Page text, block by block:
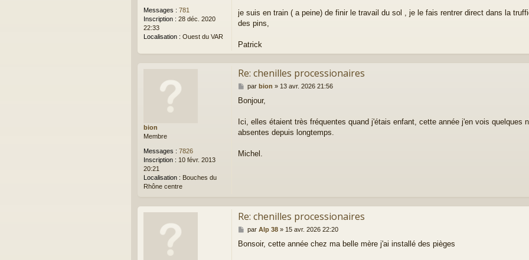
Messages : 781
Inscription : 28 déc. 2020
22:33
Localisation : Ouest du VAR
je suis en train ( a peine) de finir le travail du sol , je le fais rentrer direct dans la
des pins,
Patrick
bion
Membre
Messages : 7826
Inscription : 10 févr. 2013
20:21
Localisation : Bouches du
Rhône centre
Re: chenilles processionaires
M
s
a
g
par bion » 13 avr. 2026 21:56
Bonjour,
Ici, elles étaient très fréquentes quand j'étais enfant, cette année j'en vois quelques
absentes depuis longtemps.
Michel.
Re: chenilles processionaires
M
s
par Alp 38» 15 avr. 2026 22:20
Bonsoir, cette année chez ma belle mère j'ai installé des pièges